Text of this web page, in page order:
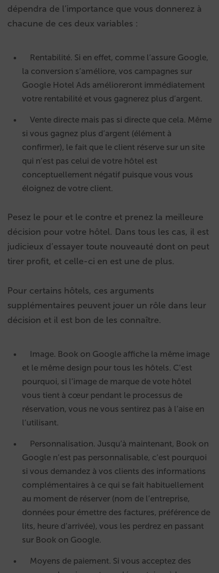
dépendra de l’importance que vous donnerez à
chacune de ces deux variables :
Rentabilité. Si en effet, comme l’assure Google,
la conversion s’améliore, vos campagnes sur
Google Hotel Ads amélioreront immédiatement
votre rentabilité et vous gagnerez plus d’argent.
Vente directe mais pas si directe que cela. Même
si vous gagnez plus d’argent (élément à
confirmer), le fait que le client réserve sur un site
qui n’est pas celui de votre hôtel est
conceptuellement négatif puisque vous vous
éloignez de votre client.
Pesez le pour et le contre et prenez la meilleure
décision pour votre hôtel. Dans tous les cas, il est
judicieux d’essayer toute nouveauté dont on peut
tirer profit, et celle-ci en est une de plus.
Pour certains hôtels, ces arguments
supplémentaires peuvent jouer un rôle dans leur
décision et il est bon de les connaître.
Image. Book on Google affiche la même image
et le même design pour tous les hôtels. C’est
pourquoi, si l’image de marque de vote hôtel
vous tient à cœur pendant le processus de
réservation, vous ne vous sentirez pas à l’aise en
l’utilisant.
Personnalisation. Jusqu’à maintenant, Book on
Google n’est pas personnalisable, c’est pourquoi
si vous demandez à vos clients des informations
complémentaires à ce qui se fait habituellement
au moment de réserver (nom de l’entreprise,
données pour émettre des factures, préférence de
lits, heure d’arrivée), vous les perdrez en passant
sur Book on Google.
Moyens de paiement. Si vous acceptez des